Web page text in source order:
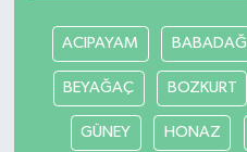
ACIPAYAM BABADAĞ
BEYAĞAÇ BOZKURT
GÜNEY HONAZ